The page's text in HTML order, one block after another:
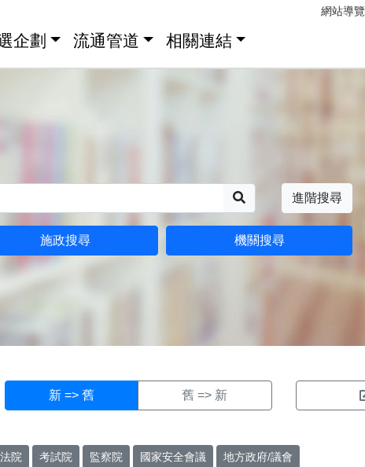
網站導覽
企劃 流通管道 相關連結
進階搜尋
施政搜尋 機關搜尋
新 => 舊 舊 => 新
院 考試院 監察院 國家安全會議 地方政府/議會